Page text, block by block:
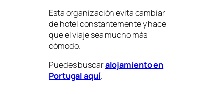
Esta organización evita cambiar
de hotel constantemente y hace
que el viaje sea mucho más
cómodo.
Puedes buscaralojamiento en
Portugal aquí.